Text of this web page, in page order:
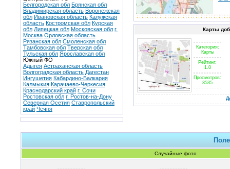
Белгородская обл Брянская обл
Владимирская область Воронежская
обл Ивановская область Калужская
область Костромская обл Курская
обл Липецкая обл Московская обл г.
Москва Орловская область
Рязанская обл Смоленская обл
Тамбовская обл Тверская обл
Тульская обл Ярославская обл
Южный ФО
Адыгея Астраханская область
Волгоградская область Дагестан
Ингушетия Кабардино-Балкария
Калмыкия Карачаево-Черкесия
Краснодарский край г. Сочи
Ростовская обл г. Ростов-на-Дону
Северная Осетия Ставропольский
край Чечня
Карты
Категория:
Карты
Рейтинг:
1.0
Просмотров:
3535
Случайные фото